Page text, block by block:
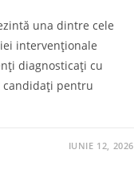
una dintre cele
intervenționale
diagnosticați cu
candidați pentru
IUNIE 12, 2026